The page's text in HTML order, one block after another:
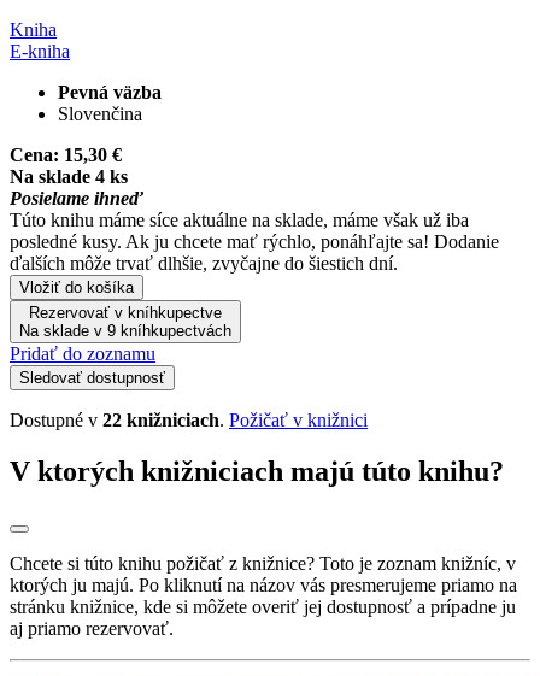
Kniha
E-kniha
Pevná väzba
Slovenčina
Cena: 15,30 €
Na sklade 4 ks
Posielame ihneď
Túto knihu máme síce aktuálne na sklade, máme však už iba
posledné kusy. Ak ju chcete mať rýchlo, ponáhľajte sa! Dodanie
ďalších môže trvať dlhšie, zvyčajne do šiestich dní.
Vložiť do košíka
Rezervovať v kníhkupectve
Na sklade v 9 kníhkupectvách
Pridať do zoznamu
Sledovať dostupnosť
Dostupné v 22 knižniciach. Požičať v knižnici
V ktorých knižniciach majú túto knihu?
Chcete si túto knihu požičať z knižnice? Toto je zoznam knižníc, v
ktorých ju majú. Po kliknutí na názov vás presmerujeme priamo na
stránku knižnice, kde si môžete overiť jej dostupnosť a prípadne ju
aj priamo rezervovať.